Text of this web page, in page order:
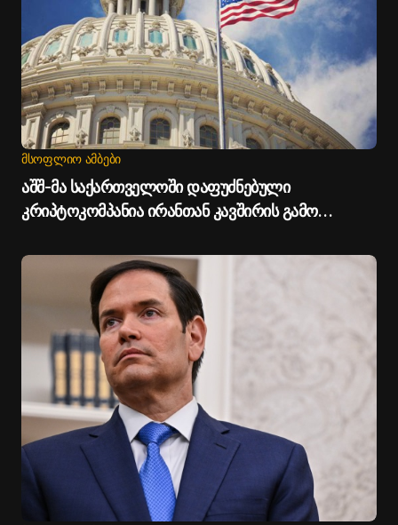
ᲛᲡᲝᲤᲚᲘᲝ ᲐᲛᲑᲔᲑᲘ
აშშ-მა საქართველოში დაფუძნებული
კრიპტოკომპანია ირანთან კავშირის გამო